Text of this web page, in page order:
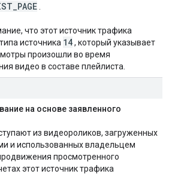
PAGE
что этот источник трафика
источника 14, который указывает
произошли во время
видео в составе плейлиста.
на основе заявленного
из видеороликов, загруженных
и использованных владельцем
просмотренного
этот источник трафика